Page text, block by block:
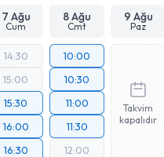
7 Ağu
Cum
8 Ağu
Cmt
9 Ağu
Paz
14:30
15:00
15:30
16:00
16:30
10:00
10:30
11:00
11:30
12:00
Takvim
kapalıdır